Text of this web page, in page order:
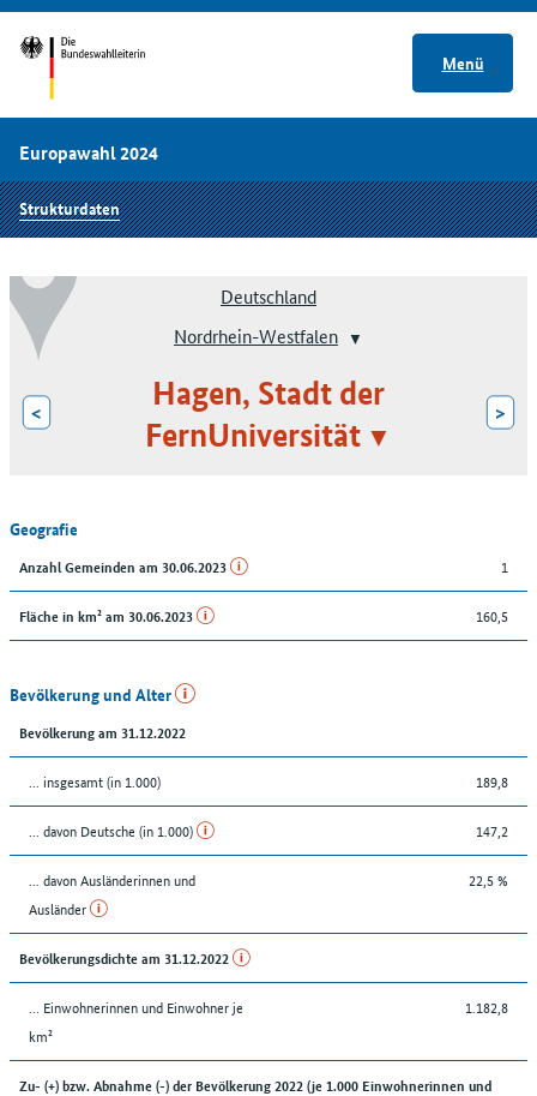
Menü
Europawahl 2024
Strukturdaten
Deutschland
Nordrhein-Westfalen
<
Hagen, Stadt der
FernUniversität
>
Geografie
Anzahl Gemeinden am 30.06.2023 1
Fläche in km² am 30.06.2023 160,5
Bevölkerung und Alter
Bevölkerung am 31.12.2022
... insgesamt (in 1.000) 189,8
... davon Deutsche (in 1.000) 147,2
... davon Ausländerinnen und
Ausländer
22,5 %
Bevölkerungsdichte am 31.12.2022
… Einwohnerinnen und Einwohner je
km²
1.182,8
Zu- (+) bzw. Abnahme (-) der Bevölkerung 2022 (je 1.000 Einwohnerinnen und